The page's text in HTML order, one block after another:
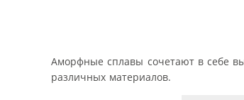
Аморфные сплавы сочетают в себе
различных материалов.